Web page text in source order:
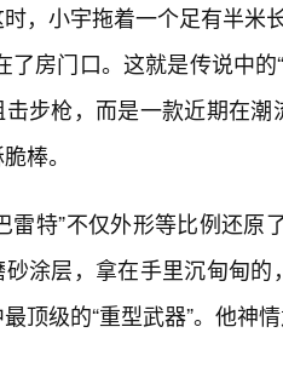
，小宇拖着一个足有半米
了房门口。这就是传说中
步枪，而是一款近期在
棒。
雷特”不仅外形等比例还
涂层，拿在手里沉甸甸
顶级的“重型武器”。他神